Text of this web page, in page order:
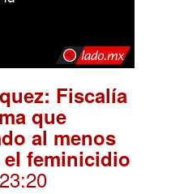
Fiscalía
que
al menos
feminicidio